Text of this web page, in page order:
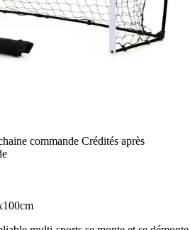
commande Crédités après